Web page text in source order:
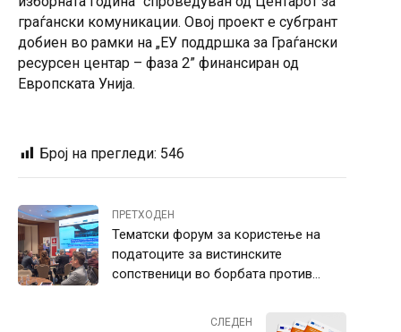
граѓански комуникации. Овој проект е субгрант
добиен во рамки на „ЕУ поддршка за Граѓански
ресурсен центар – фаза 2” финансиран од
Европската Унија.
Број на прегледи: 546
ПРЕТХОДЕН
Тематски форум за користење на
податоците за вистинските
сопственици во борбата против
СЛЕДЕН